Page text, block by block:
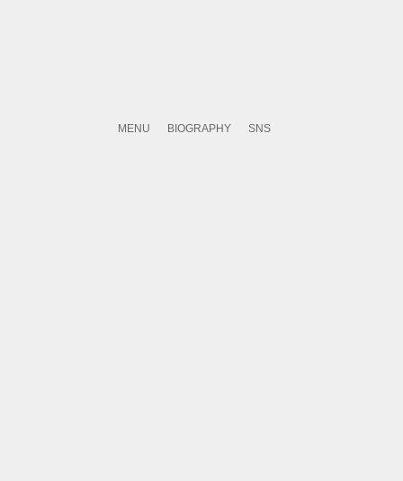
MENU BIOGRAPHY SNS